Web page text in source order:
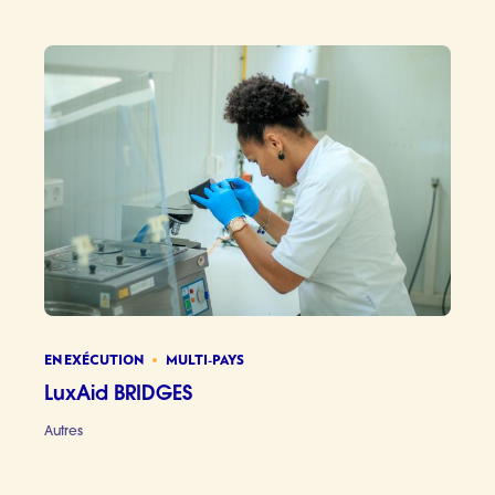
EN EXÉCUTION MULTI-PAYS
LuxAid BRIDGES
Autres